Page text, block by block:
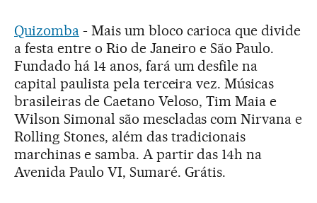
Quizomba- Mais um bloco carioca que divide
a festa entre o Rio de Janeiro e São Paulo.
Fundado há 14 anos, fará um desfile na
capital paulista pela terceira vez. Músicas
brasileiras de Caetano Veloso, Tim Maia e
Wilson Simonal são mescladas com Nirvana e
Rolling Stones, além das tradicionais
marchinas e samba. A partir das 14h na
Avenida Paulo VI, Sumaré. Grátis.